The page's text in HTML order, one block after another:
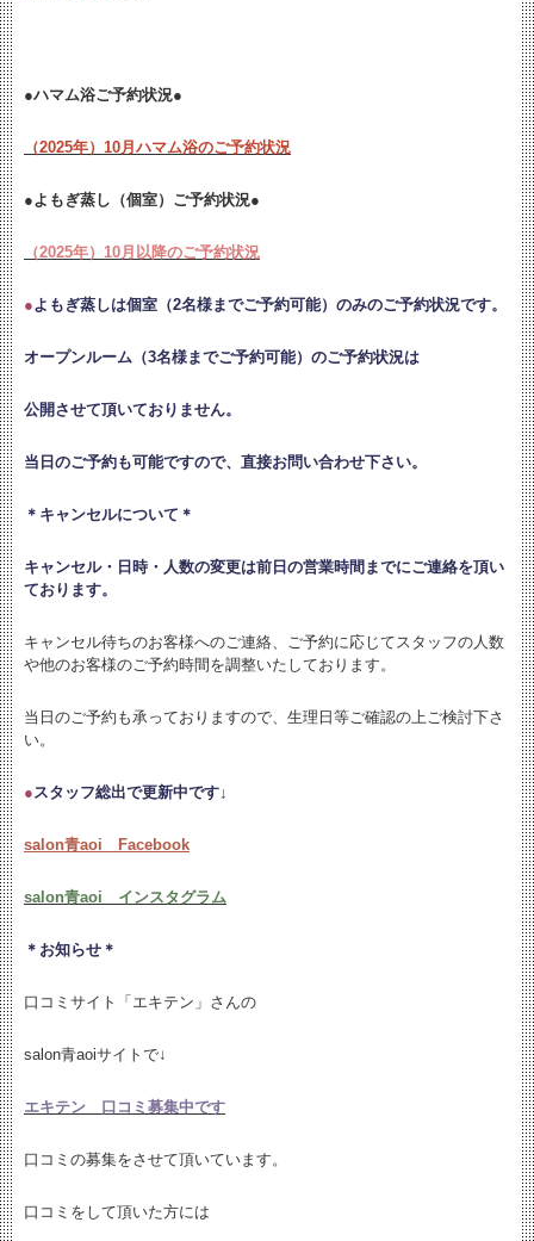
●ハマム浴ご予約状況●
（2025年）10月ハマム浴のご予約状況
●よもぎ蒸し（個室）ご予約状況●
（2025年）10月以降のご予約状況
●よもぎ蒸しは個室（2名様までご予約可能）のみのご予約状況です。
オープンルーム（3名様までご予約可能）のご予約状況は
公開させて頂いておりません。
当日のご予約も可能ですので、直接お問い合わせ下さい。
＊キャンセルについて＊
キャンセル・日時・人数の変更は前日の営業時間までにご連絡を頂い
ております。
キャンセル待ちのお客様へのご連絡、ご予約に応じてスタッフの人数
や他のお客様のご予約時間を調整いたしております。
当日のご予約も承っておりますので、生理日等ご確認の上ご検討下さ
い。
●スタッフ総出で更新中です↓
salon青aoi Facebook
salon青aoi インスタグラム
＊お知らせ＊
口コミサイト「エキテン」さんの
salon青aoiサイトで↓
エキテン 口コミ募集中です
口コミの募集をさせて頂いています。
口コミをして頂いた方には